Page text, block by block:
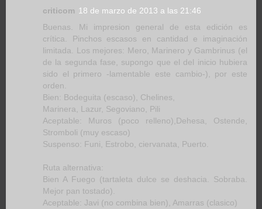
criticom 18 de marzo de 2013 a las 21:46
Buenas. Mi impresion general de esta edición es
crítica. Pinchos escasos en cantidad e imaginación
limitada. Los mejores: Mero, Marinero y Gambrinus (el
de la segunda fase, supongo que el del inicio hubiera
sido el primero -lamentable este cambio-), por este
orden.
Bien: Bodeguita (escaso), Chelines,
Marinera, Lazur, Segoviano, Pili
Aceptable: Muros (poco relleno),Dehesa, Ostende,
Stromboli (muy escaso)
Suspenso: Funi, Estrobo, ciervanata, Puerto.
Ruta alternativa:
Bien A Fuego (tartaleta dulce se deshacia. Sobraba.
Mejor pan tostado).
Aceptable: Javi (no combina bien), Amarras (clasico)